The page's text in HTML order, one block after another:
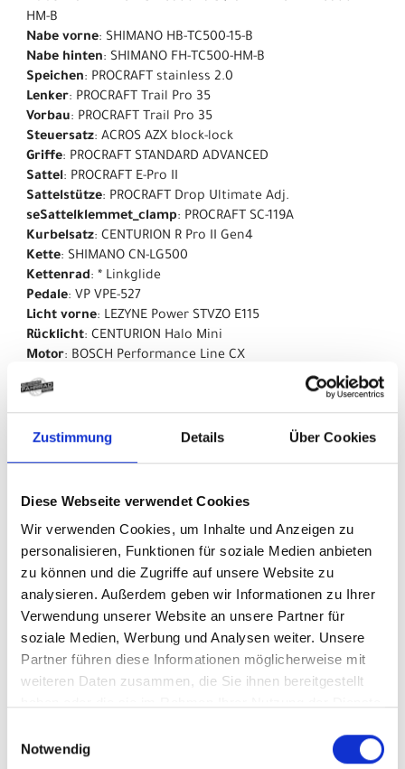
Zustimmung Details Über Cookies
Diese Webseite verwendet Cookies
Wir verwenden Cookies, um Inhalte und Anzeigen zu
personalisieren, Funktionen für soziale Medien anbieten
zu können und die Zugriffe auf unsere Website zu
analysieren. Außerdem geben wir Informationen zu Ihrer
Verwendung unserer Website an unsere Partner für
soziale Medien, Werbung und Analysen weiter. Unsere
Partner führen diese Informationen möglicherweise mit
weiteren Daten zusammen, die Sie ihnen bereitgestellt
Notwendig
HM-B
Nabe vorne: SHIMANO HB-TC500-15-B
Nabe hinten: SHIMANO FH-TC500-HM-B
Speichen: PROCRAFT stainless 2.0
Lenker: PROCRAFT Trail Pro 35
Vorbau: PROCRAFT Trail Pro 35
Steuersatz: ACROS AZX block-lock
Griffe: PROCRAFT STANDARD ADVANCED
Sattel: PROCRAFT E-Pro II
Sattelstütze: PROCRAFT Drop Ultimate Adj.
seSattelklemmet_clamp: PROCRAFT SC-119A
Kurbelsatz: CENTURION R Pro II Gen4
Kette: SHIMANO CN-LG500
Kettenrad: * Linkglide
Pedale: VP VPE-527
Licht vorne: LEZYNE Power STVZO E115
Rücklicht: CENTURION Halo Mini
Motor: BOSCH Performance Line CX
Batterie
Batteriekapazität
Display: BOSCH Kiox 300, BOSCH Mini Remote
Ladegerät: BOSCH Standard Charger * 4 Ampere
Gewicht : 25,7kg
Varianten
CENTURION No Pogo R2000
glänzend